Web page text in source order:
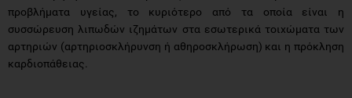
προβλήματα υγείας, το κυριότερο από τα οποία είναι η
συσσώρευση λιπωδών ιζημάτων στα εσωτερικά τοιχώματα των
αρτηριών (αρτηριοσκλήρυνση ή αθηροσκλήρωση) και η πρόκληση
καρδιοπάθειας.